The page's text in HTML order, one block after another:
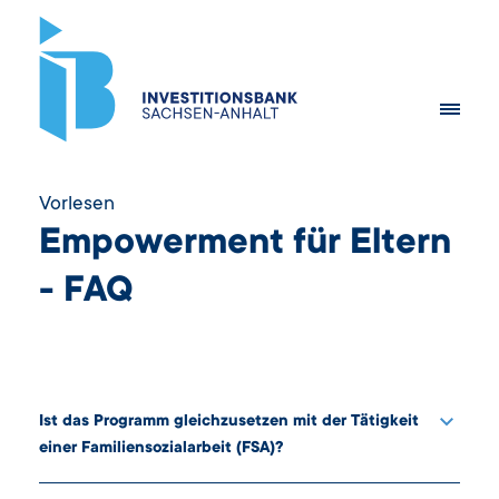
Vorlesen
Empowerment für Eltern
- FAQ
Ist das Programm gleichzusetzen mit der Tätigkeit
einer Familiensozialarbeit (FSA)?
Es gibt Überschneidungspunkte. Der Beide